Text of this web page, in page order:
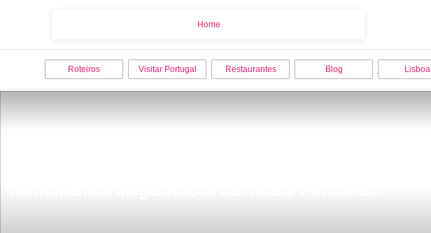
Home
Roteiros Visitar Portugal Restaurantes Blog Lisboa